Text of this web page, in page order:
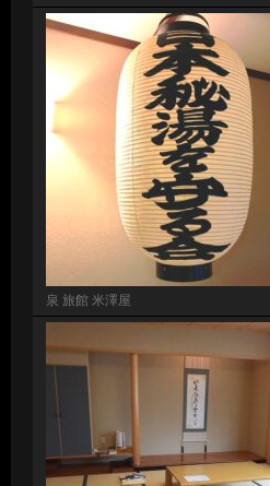
泉 旅館 米澤屋